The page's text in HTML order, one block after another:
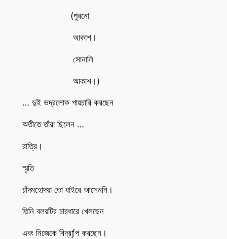
(পুরনো
আকাশ।
সোনালি
আকাশ।)
… দুই ভদ্রলোক পায়চারি করছেন
অতীতে তাঁরা ছিলেন …
রাত্রি।
স্মৃতি
চাঁদমহোদয়া তো বাইরে আসেননি।
তিনি বলয়টির চারধারে খেলছেন
এবং নিজেকে বিদ্রƒপ করছেন।